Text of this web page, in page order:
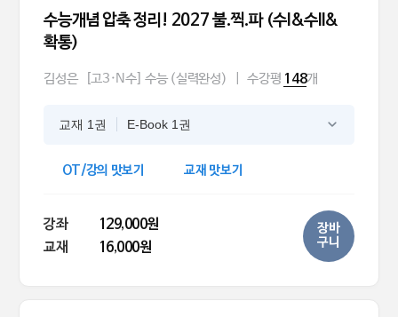
수능개념 압축 정리! 2027 불.찍.파 (수I&수II&
확통)
김성은 [고3·N수] 수능 (실력완성) 수강평 148개
교재 1권 E-Book 1권
OT/강의 맛보기 교재 맛보기
강좌
129,000원
교재
16,000원
장바
구니